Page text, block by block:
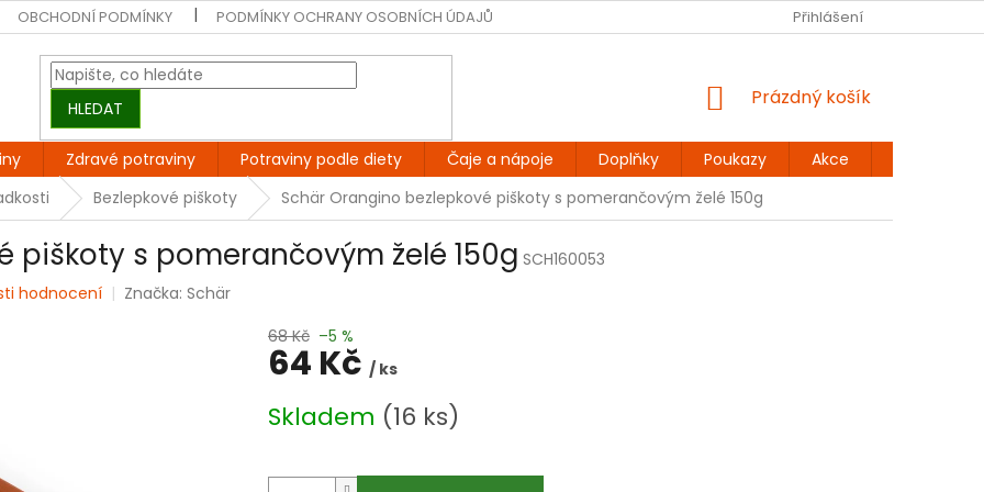
OBCHODNÍ PODMÍNKY PODMÍNKY OCHRANY OSOBNÍCH ÚDAJŮ KONTAKT DOPRAVA A PLATBA
Přihlášení
HLEDAT
NÁKUPNÍ
Prázdný košík
Zdravé potraviny Potraviny podle diety Čaje a nápoje Doplňky Poukazy Akce
Bezlepkové piškoty Schär Orangino bezlepkové piškoty s pomerančovým želé 150g
piškoty s pomerančovým želé 150g SCH160053
hodnocení Značka: Schär
68 Kč –5 %
64 Kč / ks
cena:
Skladem (16 ks)